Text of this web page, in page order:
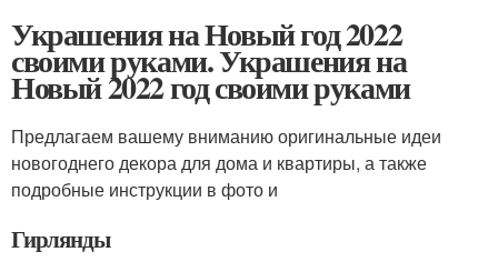
Украшения на Новый год 2022
своими руками. Украшения на
Новый 2022 год своими руками
Предлагаем вашему вниманию оригинальные идеи
новогоднего декора для дома и квартиры, а также
подробные инструкции в фото и
Гирлянды